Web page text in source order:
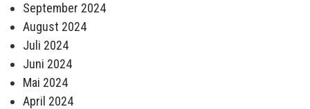
September 2024
August 2024
Juli 2024
Juni 2024
Mai 2024
April 2024